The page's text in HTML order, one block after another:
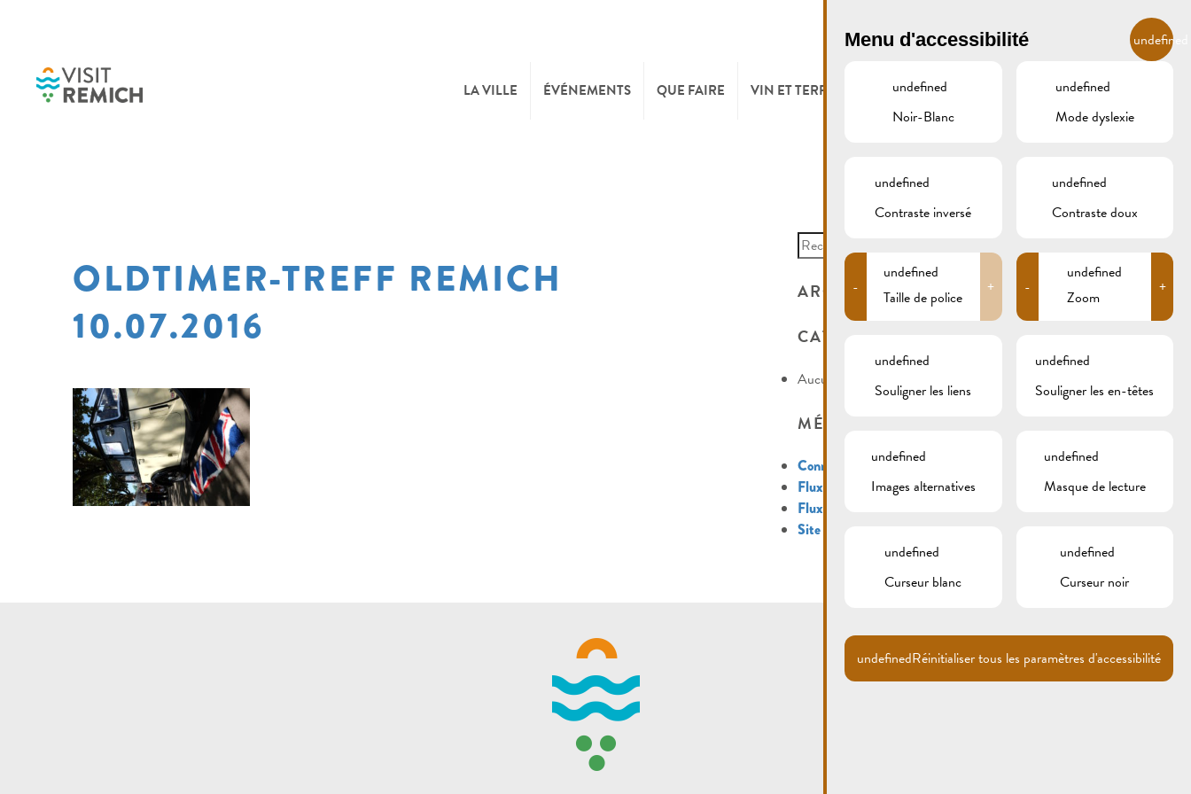
FR
LA VILLE
SYNDICAT D’INITIATIVE
ÉVÉNEMENTS QUE FAIRE VIN ET TERROIR LOGER ET MANGER
RESTAURANTS & CAFÉS
CAMPCAR
GALERIE REMICH.LU
OLDTIMER-TREFF REMICH
10.07.2016
Search
for:
ARCHIVES
CATÉGORIES
Aucune catégorie
MÉTA
Connexion
Flux des publications
Flux des commentaires
Site de WordPress-FR
Menu d'accessibilité undefined
undefined
Noir-Blanc
undefined
Mode dyslexie
undefined
Contraste inversé
undefined
Contraste doux
-
undefined
Taille de police
+ -
undefined
Zoom
+
undefined
Souligner les liens
undefined
Souligner les en-têtes
undefined
Images alternatives
undefined
Masque de lecture
undefined
Curseur blanc
undefined
Curseur noir
undefinedRéinitialiser tous les paramètres d'accessibilité